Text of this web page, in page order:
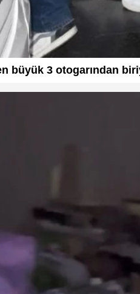
büyük 3 otogarından